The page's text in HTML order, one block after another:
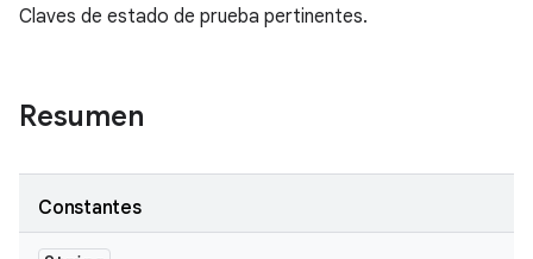
Claves de estado de prueba pertinentes.
Resumen
Constantes